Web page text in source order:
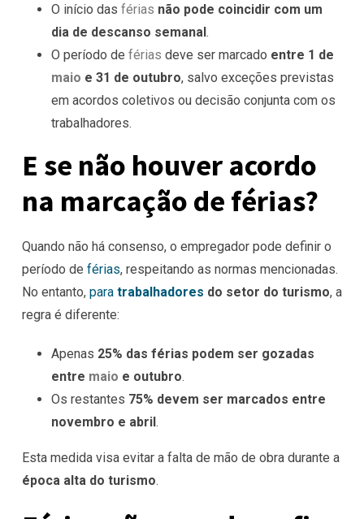
O início das férias não pode coincidir com um
dia de descanso semanal.
O período de férias deve ser marcado entre 1 de
maio e 31 de outubro, salvo exceções previstas
em acordos coletivos ou decisão conjunta com os
trabalhadores.
E se não houver acordo
na marcação de férias?
Quando não há consenso, o empregador pode definir o
período de férias, respeitando as normas mencionadas.
No entanto, para trabalhadores do setor do turismo, a
regra é diferente:
Apenas 25% das férias podem ser gozadas
entre maio e outubro.
Os restantes 75% devem ser marcados entre
novembro e abril.
Esta medida visa evitar a falta de mão de obra durante a
época alta do turismo.